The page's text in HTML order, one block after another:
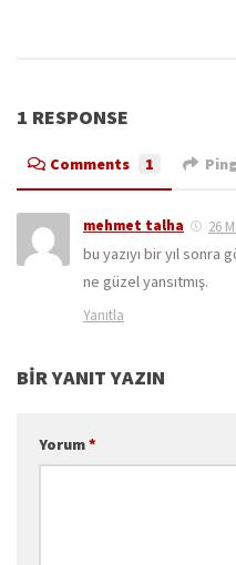
1 RESPONSE
Comments 1
mehmet talha 26
bu yazıyı bir yıl sonra
ne güzel yansıtmış.
Yanıtla
BIR YANIT YAZIN
Yorum*